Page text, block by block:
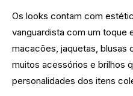
Os looks contam com
vanguardista com um
macacões, jaquetas, blusas
muitos acessórios e brilhos
personalidades dos itens